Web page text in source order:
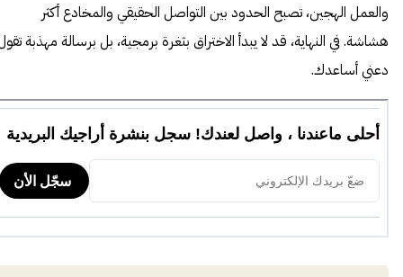
والعمل الهجين، تصبح الحدود بين التواصل الحقيقي والمخادع أكثر
هشاشة. في النهاية، قد لا يبدأ الاختراق بثغرة برمجية، بل برسالة مهذبة
دعني أساعدك.